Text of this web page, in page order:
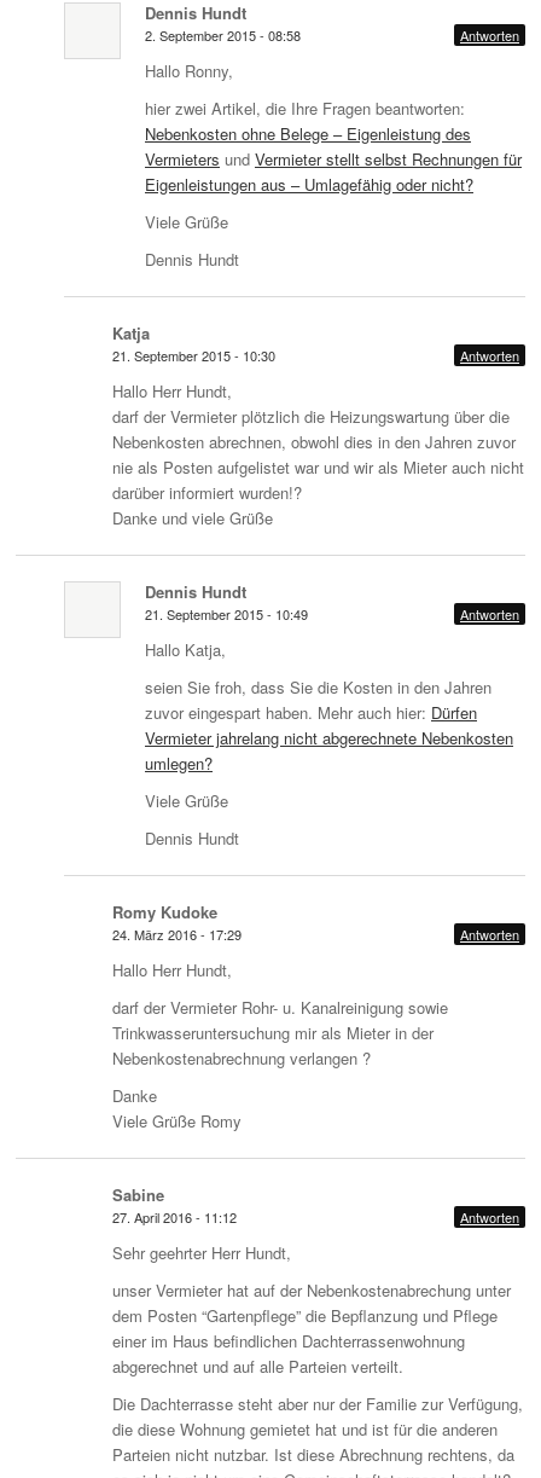
Dennis Hundt
2. September 2015 - 08:58 Antworten
Hallo Ronny,
hier zwei Artikel, die Ihre Fragen beantworten:
Nebenkosten ohne Belege – Eigenleistung des
Vermieters und Vermieter stellt selbst Rechnungen für
Eigenleistungen aus – Umlagefähig oder nicht?
Viele Grüße
Dennis Hundt
Katja
21. September 2015 - 10:30 Antworten
Hallo Herr Hundt,
darf der Vermieter plötzlich die Heizungswartung über die
Nebenkosten abrechnen, obwohl dies in den Jahren zuvor
nie als Posten aufgelistet war und wir als Mieter auch nicht
darüber informiert wurden!?
Danke und viele Grüße
Dennis Hundt
21. September 2015 - 10:49 Antworten
Hallo Katja,
seien Sie froh, dass Sie die Kosten in den Jahren
zuvor eingespart haben. Mehr auch hier: Dürfen
Vermieter jahrelang nicht abgerechnete Nebenkosten
umlegen?
Viele Grüße
Dennis Hundt
Romy Kudoke
24. März 2016 - 17:29 Antworten
Hallo Herr Hundt,
darf der Vermieter Rohr- u. Kanalreinigung sowie
Trinkwasseruntersuchung mir als Mieter in der
Nebenkostenabrechnung verlangen ?
Danke
Viele Grüße Romy
Sabine
27. April 2016 - 11:12 Antworten
Sehr geehrter Herr Hundt,
unser Vermieter hat auf der Nebenkostenabrechung unter
dem Posten “Gartenpflege” die Bepflanzung und Pflege
einer im Haus befindlichen Dachterrassenwohnung
abgerechnet und auf alle Parteien verteilt.
Die Dachterrasse steht aber nur der Familie zur Verfügung,
die diese Wohnung gemietet hat und ist für die anderen
Parteien nicht nutzbar. Ist diese Abrechnung rechtens, da